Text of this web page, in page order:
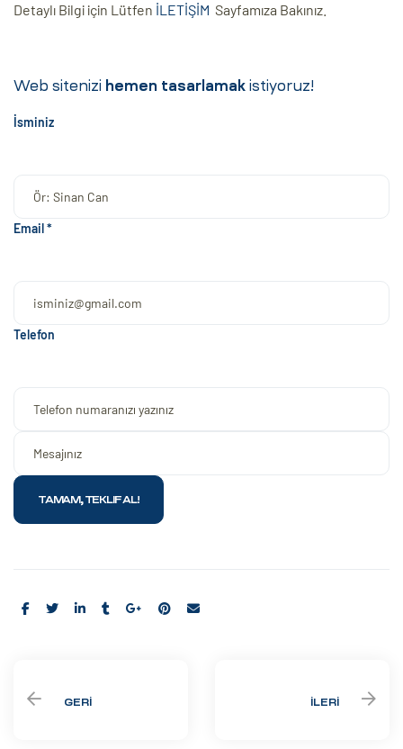
Detaylı Bilgi için Lütfen İLETİŞİM Sayfamıza Bakınız.
Web sitenizi hemen tasarlamak istiyoruz!
İsminiz
Email *
Telefon
Share:
GERI İLERI